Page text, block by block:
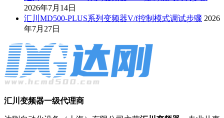
2026年7月14日
汇川MD500-PLUS系列变频器V/f控制模式调试步骤 2026
年7月27日
汇川变频器一级代理商